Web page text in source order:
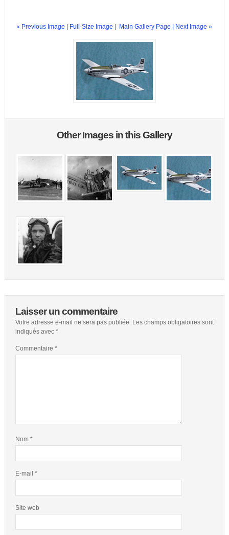
« Previous Image | Full-Size Image Main Gallery Page | Next Image »
Other Images in this Gallery
Laisser un commentaire
Votre adresse e-mail ne sera pas publiée. Les champs obligatoires sont
indiqués avec *
Commentaire *
Nom *
E-mail *
Site web